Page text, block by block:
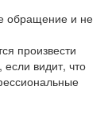
обращение и не
произвести
видит, что